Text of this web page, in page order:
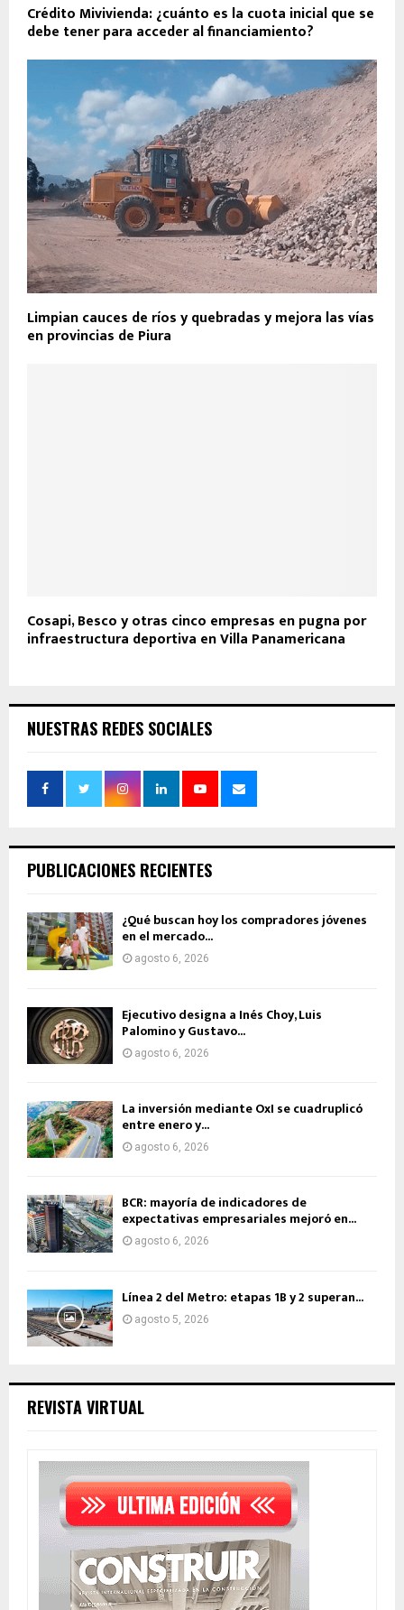
Crédito Mivivienda: ¿cuánto es la cuota inicial que se
debe tener para acceder al financiamiento?
Limpian cauces de ríos y quebradas y mejora las vías
en provincias de Piura
Cosapi, Besco y otras cinco empresas en pugna por
infraestructura deportiva en Villa Panamericana
NUESTRAS REDES SOCIALES
PUBLICACIONES RECIENTES
¿Qué buscan hoy los compradores jóvenes
en el mercado...
agosto 6, 2026
Ejecutivo designa a Inés Choy, Luis
Palomino y Gustavo...
agosto 6, 2026
La inversión mediante OxI se cuadruplicó
entre enero y...
agosto 6, 2026
BCR: mayoría de indicadores de
expectativas empresariales mejoró en...
agosto 6, 2026
Línea 2 del Metro: etapas 1B y 2 superan...
agosto 5, 2026
REVISTA VIRTUAL